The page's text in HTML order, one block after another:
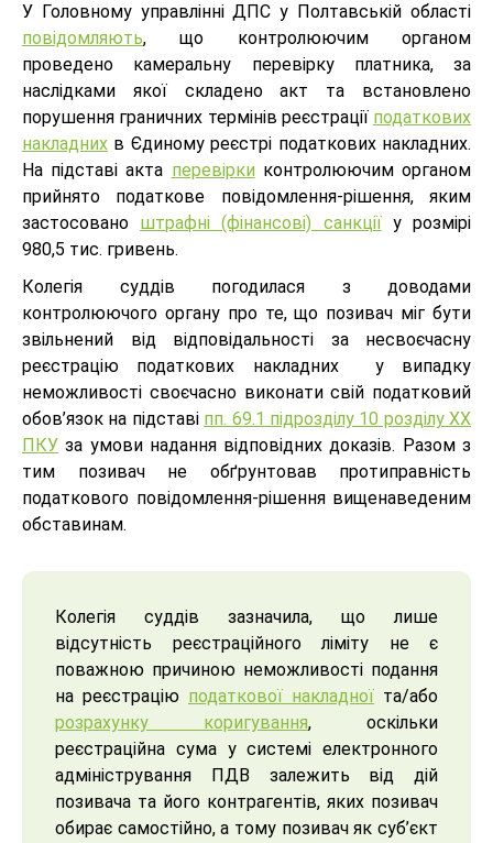
У Головному управлінні ДПС у Полтавській області
повідомляють, що контролюючим органом
проведено камеральну перевірку платника, за
наслідками якої складено акт та встановлено
порушення граничних термінів реєстрації податкових
накладних в Єдиному реєстрі податкових накладних.
На підставі акта перевіркиконтролюючим органом
прийнято податкове повідомлення-рішення, яким
застосовано штрафні (фінансові) санкціїу розмірі
980,5 тис. гривень.
Колегія суддів погодилася з доводами
контролюючого органу про те, що позивач міг бути
звільнений від відповідальності за несвоєчасну
реєстрацію податкових накладних у випадку
неможливості своєчасно виконати свій податковий
обов’язок на підставі пп. 69.1 підрозділу 10 розділу XX
ПКУ за умови надання відповідних доказів. Разом з
тим позивач не обґрунтовав протиправність
податкового повідомлення-рішення вищенаведеним
обставинам.
Колегія суддів зазначила, що лише
відсутність реєстраційного ліміту не є
поважною причиною неможливості подання
на реєстрацію податкової накладної та/або
розрахунку коригування, оскільки
реєстраційна сума у системі електронного
адміністрування ПДВ залежить від дій
позивача та його контрагентів, яких позивач
обирає самостійно, а тому позивач як суб’єкт